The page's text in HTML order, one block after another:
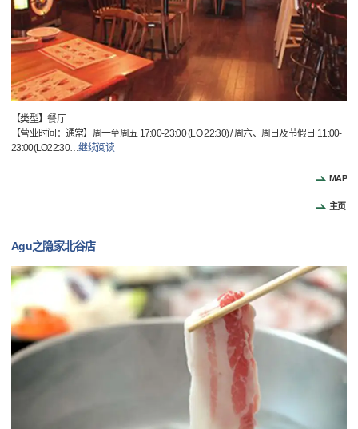
【类型】餐厅
【营业时间：通常】周一至周五 17:00-23:00 (LO 22:30) / 周六、周日及节假日 11:00-
23:00(LO22:30…继续阅读
MAP
主页
Agu之隐家北谷店